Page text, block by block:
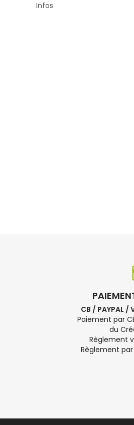
Infos
CB / PAYPAL /
Paiement par
du
Règlement
Règlement